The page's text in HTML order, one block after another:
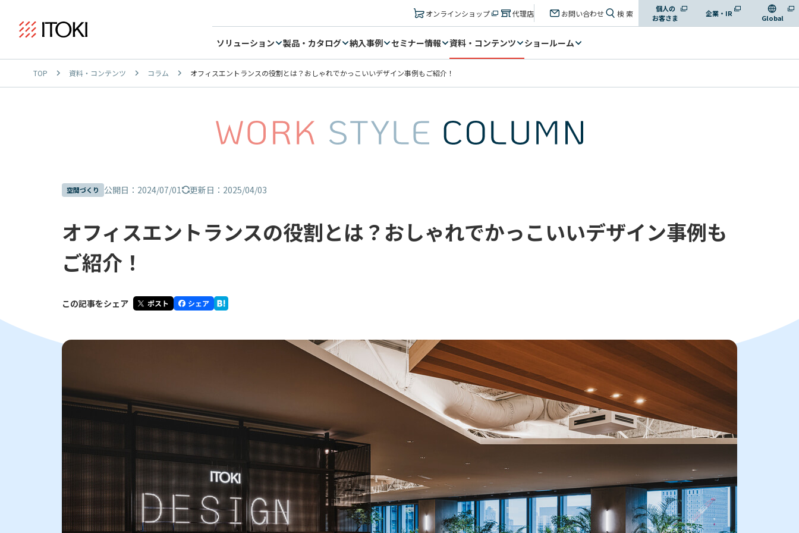
ソリューション 製品・カタログ 納入事例 セミナー情報 資料・コンテンツ ショールーム
オンラインショップ 代理店 お問い合わせ 検 索
個人の
お客さま
企業・IR Global
TOP 資料・コンテンツ コラム オフィスエントランスの役割とは？おしゃれでかっこいいデザイン事例もご紹介！
空間づくり 公開日：2024/07/01 更新日：2025/04/03
オフィスエントランスの役割とは？おしゃれでかっこいいデザイン事例も
ご紹介！
この記事をシェア